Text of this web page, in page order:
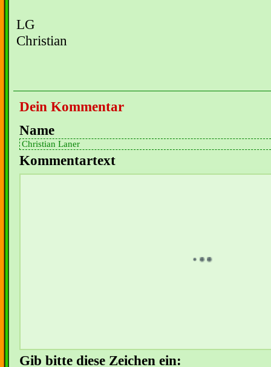
LG
Christian
Dein Kommentar
Name
Kommentartext
Gib bitte diese Zeichen ein: